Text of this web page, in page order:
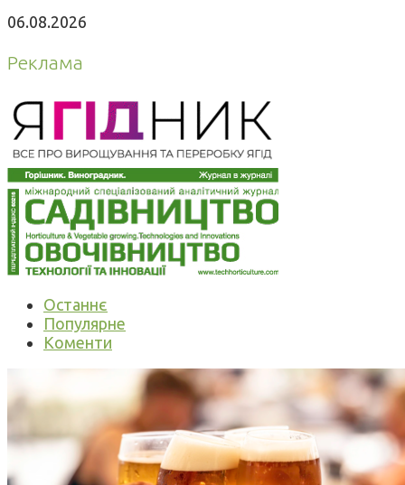
06.08.2026
Реклама
Останнє
Популярне
Коменти